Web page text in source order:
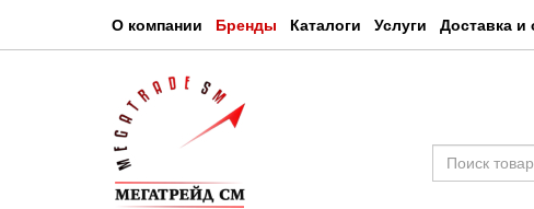
О компании Бренды Каталоги Услуги Доставка и